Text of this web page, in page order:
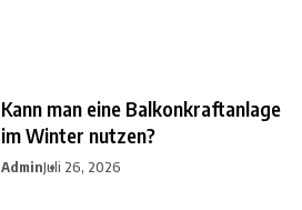
Kann man eine Balkonkraftanlage
im Winter nutzen?
AdminJuli 26, 2026